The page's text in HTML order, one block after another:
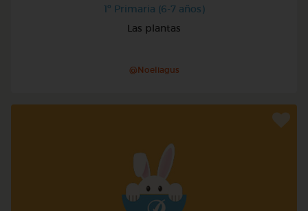
1º Primaria (6-7 años)
Las plantas
@Noeliagus